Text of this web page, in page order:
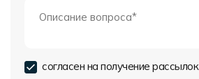
согласен на получение рассылок